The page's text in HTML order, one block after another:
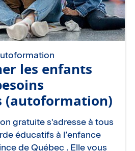
les enfants
(autoformation)
gratuite s'adresse à tous
éducatifs à l’enfance
de Québec . Elle vous